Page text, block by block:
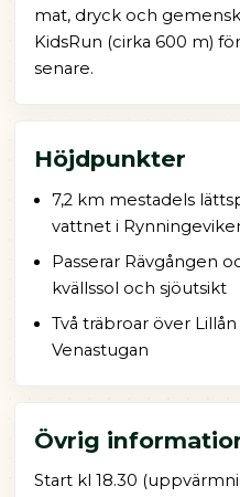
mat, dryck och
KidsRun (cirka 600 m)
senare.
Höjdpunkter
7,2 km mestadels
vattnet i
Passerar Rävgången
kvällssol och sjöutsikt
Två träbroar över
Venastugan
Övrig
Start kl 18.30